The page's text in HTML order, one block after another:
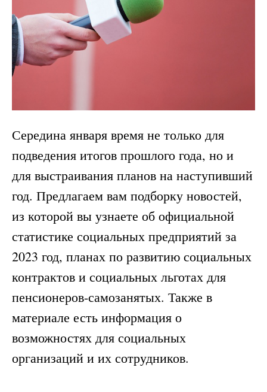
Середина января время не только для
подведения итогов прошлого года, но и
для выстраивания планов на наступивший
год. Предлагаем вам подборку новостей,
из которой вы узнаете об официальной
статистике социальных предприятий за
2023 год, планах по развитию социальных
контрактов и социальных льготах для
пенсионеров-самозанятых. Также в
материале есть информация о
возможностях для социальных
организаций и их сотрудников.